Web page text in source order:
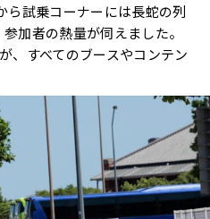
ら試乗コーナーには長蛇の列
加者の熱量が伺えました。
、すべてのブースやコンテン